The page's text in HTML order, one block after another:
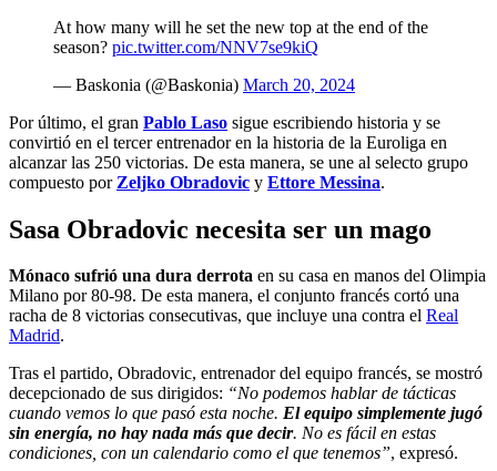
At how many will he set the new top at the end of the
season? pic.twitter.com/NNV7se9kiQ
— Baskonia (@Baskonia) March 20, 2024
Por último, el gran Pablo Laso sigue escribiendo historia y se
convirtió en el tercer entrenador en la historia de la Euroliga en
alcanzar las 250 victorias. De esta manera, se une al selecto grupo
compuesto por Zeljko Obradovic y Ettore Messina.
Sasa Obradovic necesita ser un mago
Mónaco sufrió una dura derrota en su casa en manos del Olimpia
Milano por 80-98. De esta manera, el conjunto francés cortó una
racha de 8 victorias consecutivas, que incluye una contra el Real
Madrid.
Tras el partido, Obradovic, entrenador del equipo francés, se mostró
decepcionado de sus dirigidos: “No podemos hablar de tácticas
cuando vemos lo que pasó esta noche. El equipo simplemente jugó
sin energía, no hay nada más que decir. No es fácil en estas
condiciones, con un calendario como el que tenemos”, expresó.